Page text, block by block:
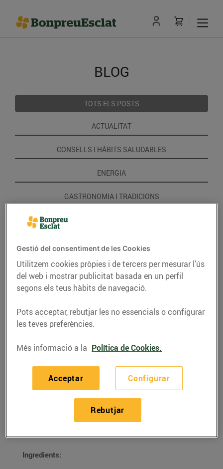
BLOG
TOTS ELS POSTS
ACTUALITAT
CONSELLS I HÀBITS SALUDABLES
ENERGIA
GASTRONOMIA I TRADICIONS
RECEPTES
Patates caldoses amb
sípia i cloïsses
27/de gener/2025
Ingredients:
Gestió del consentiment de les Cookies
Utilitzem cookies pròpies i de tercers per mesurar l’ús
del web i mostrar publicitat basada en un perfil
segons els teus hàbits de navegació.
Pots acceptar, rebutjar les no essencials o configurar
les teves preferències.
Més informació a la Política de Cookies.
Configurar
Rebutjar
Acceptar